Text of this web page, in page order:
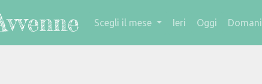
Scegli il mese Ieri Oggi Domani